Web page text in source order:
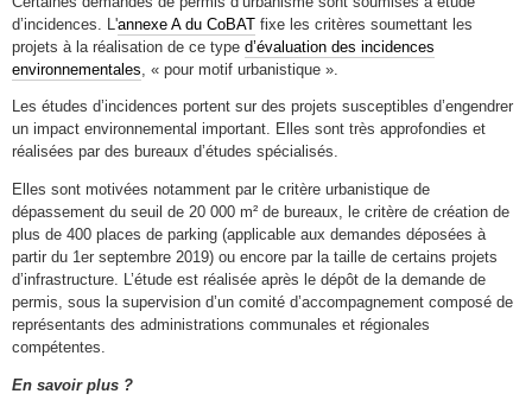
d’incidences. L'annexe A du CoBAT fixe les critères soumettant les
projets à la réalisation de ce type d’évaluation des incidences
environnementales , « pour motif urbanistique ».
Les études d’incidences portent sur des projets susceptibles d’engendrer
un impact environnemental important. Elles sont très approfondies et
réalisées par des bureaux d’études spécialisés.
Elles sont motivées notamment par le critère urbanistique de
dépassement du seuil de 20 000 m² de bureaux, le critère de création de
plus de 400 places de parking (applicable aux demandes déposées à
partir du 1er septembre 2019) ou encore par la taille de certains projets
d’infrastructure. L’étude est réalisée après le dépôt de la demande de
permis, sous la supervision d’un comité d’accompagnement composé de
représentants des administrations communales et régionales
compétentes.
En savoir plus ?